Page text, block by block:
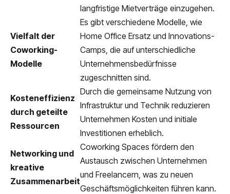
langfristige Mietverträge einzugehen.
Vielfalt der
Coworking-
Modelle
Es gibt verschiedene Modelle, wie
Home Office Ersatz und Innovations-
Camps, die auf unterschiedliche
Unternehmensbedürfnisse
zugeschnitten sind.
Kosteneffizienz
durch geteilte
Ressourcen
Durch die gemeinsame Nutzung von
Infrastruktur und Technik reduzieren
Unternehmen Kosten und initiale
Investitionen erheblich.
Networking und
kreative
Zusammenarbeit
Coworking Spaces fördern den
Austausch zwischen Unternehmen
und Freelancern, was zu neuen
Geschäftsmöglichkeiten führen kann.